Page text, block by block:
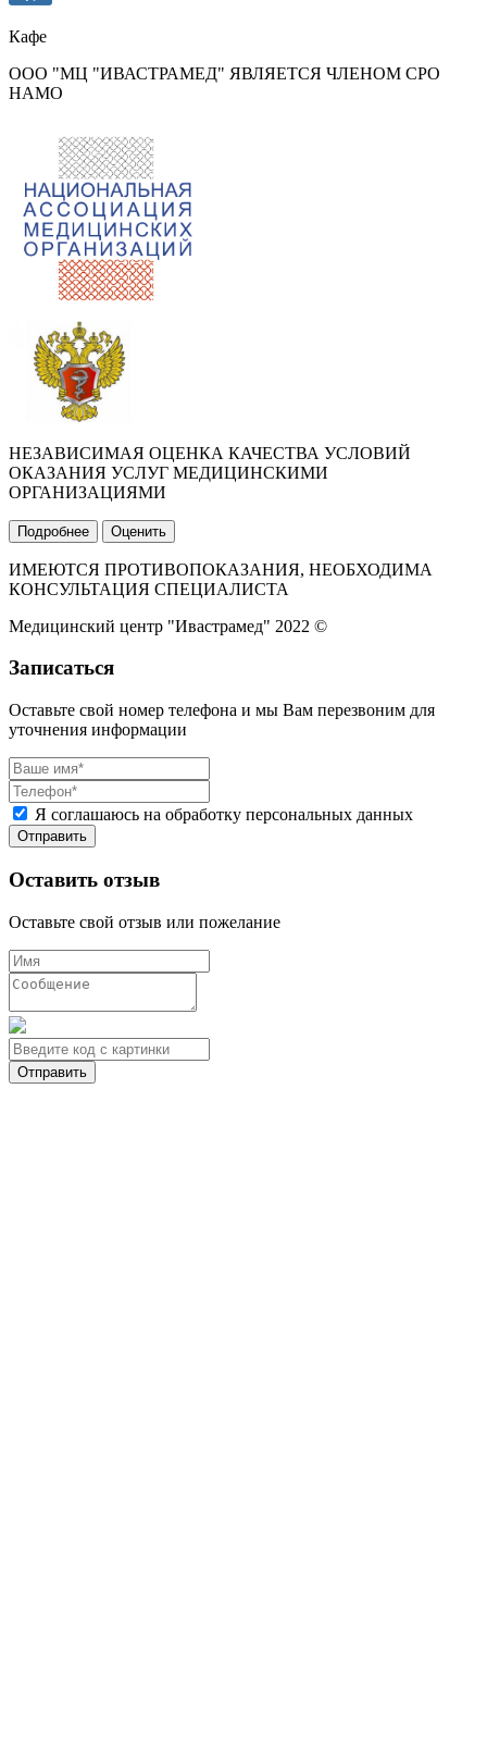
Кафе
ООО "МЦ "ИВАСТРАМЕД" ЯВЛЯЕТСЯ ЧЛЕНОМ СРО
НАМО
НЕЗАВИСИМАЯ ОЦЕНКА КАЧЕСТВА УСЛОВИЙ
ОКАЗАНИЯ УСЛУГ МЕДИЦИНСКИМИ
ОРГАНИЗАЦИЯМИ
Подробнее Оценить
ИМЕЮТСЯ ПРОТИВОПОКАЗАНИЯ, НЕОБХОДИМА
КОНСУЛЬТАЦИЯ СПЕЦИАЛИСТА
Медицинский центр "Ивастрамед" 2022 ©
Записаться
Оставьте свой номер телефона и мы Вам перезвоним для
уточнения информации
Я соглашаюсь на обработку персональных данных
Оставить отзыв
Оставьте свой отзыв или пожелание
Отправить